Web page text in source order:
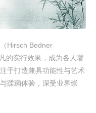
Hirsch Bedner
的实行效果，成为各人著
于打造兼具功能性与艺术
蹂躏体验，深受业界崇